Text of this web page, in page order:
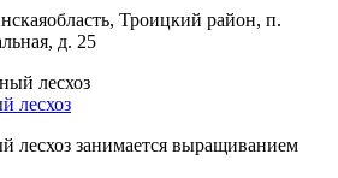
Троицкий район, п.
д. 25
лесхоз
лесхоз занимается выращиванием